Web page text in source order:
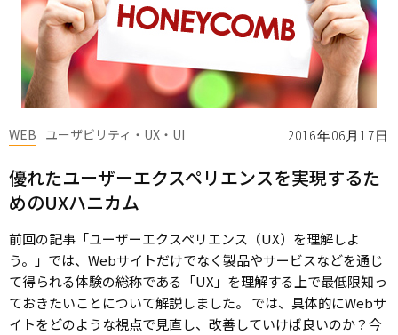
2016年06月17日
WEB ユーザビリティ・UX・UI
優れたユーザーエクスペリエンスを実現するた
めのUXハニカム
前回の記事「ユーザーエクスペリエンス（UX）を理解しよ
う。」では、Webサイトだけでなく製品やサービスなどを通じ
て得られる体験の総称である「UX」を理解する上で最低限知っ
ておきたいことについて解説しました。 では、具体的にWebサ
イトをどのような視点で見直し、改善していけば良いのか？今